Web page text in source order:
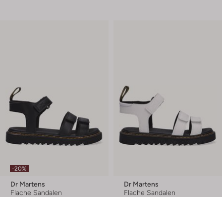
-20%
Dr Martens
Flache Sandalen
Dr Martens
Flache Sandalen